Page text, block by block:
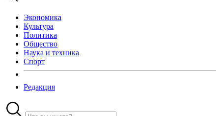
Экономика
Культура
Политика
Общество
Наука и техника
Спорт
Редакция